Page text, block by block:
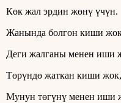
Көк жал эрдин жөнү үчүн.
Жанында болгон киши
Деги жалганы менен иши
Төрүндө жаткан киши жок,
Мунун төгүнү менен иши